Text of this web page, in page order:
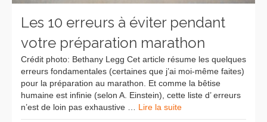
Les 10 erreurs à éviter pendant
votre préparation marathon
Crédit photo: Bethany Legg Cet article résume les quelques
erreurs fondamentales (certaines que j’ai moi-même faites)
pour la préparation au marathon. Et comme la bêtise
humaine est infinie (selon A. Einstein), cette liste d’ erreurs
n’est de loin pas exhaustive … Lire la suite